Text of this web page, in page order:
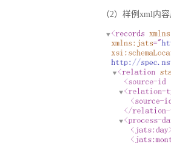
（2）样例xml内